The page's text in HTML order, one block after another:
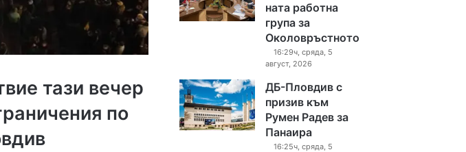
тази вечер
по
ната работна
група за
Околовръстното
16:29ч, сряда, 5
август, 2026
ДБ-Пловдив с
призив към
Румен Радев за
Панаира
16:25ч, сряда, 5